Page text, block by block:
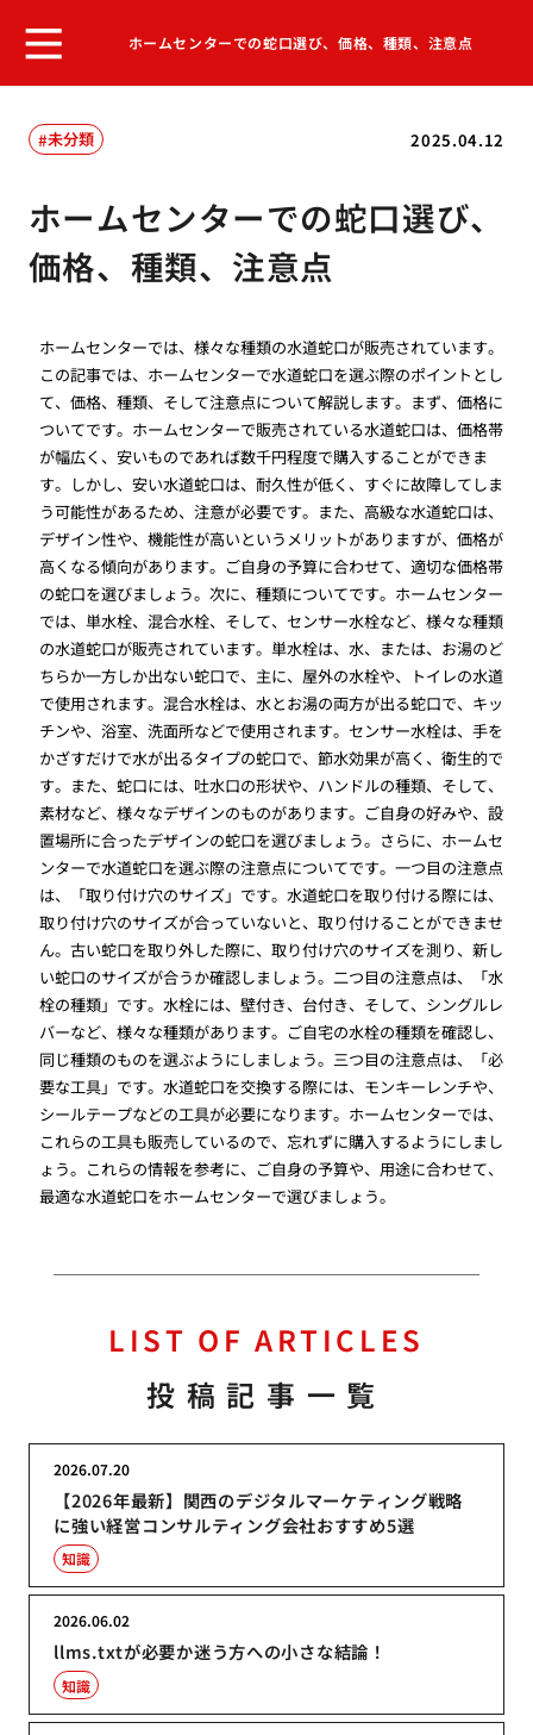
ホームセンターでの蛇口選び、価格、種類、注意点
2025.04.12
未分類
ホームセンターでの蛇口選び、
価格、種類、注意点
ホームセンターでは、様々な種類の水道蛇口が販売されています。
この記事では、ホームセンターで水道蛇口を選ぶ際のポイントとし
て、価格、種類、そして注意点について解説します。まず、価格に
ついてです。ホームセンターで販売されている水道蛇口は、価格帯
が幅広く、安いものであれば数千円程度で購入することができま
す。しかし、安い水道蛇口は、耐久性が低く、すぐに故障してしま
う可能性があるため、注意が必要です。また、高級な水道蛇口は、
デザイン性や、機能性が高いというメリットがありますが、価格が
高くなる傾向があります。ご自身の予算に合わせて、適切な価格帯
の蛇口を選びましょう。次に、種類についてです。ホームセンター
では、単水栓、混合水栓、そして、センサー水栓など、様々な種類
の水道蛇口が販売されています。単水栓は、水、または、お湯のど
ちらか一方しか出ない蛇口で、主に、屋外の水栓や、トイレの水道
で使用されます。混合水栓は、水とお湯の両方が出る蛇口で、キッ
チンや、浴室、洗面所などで使用されます。センサー水栓は、手を
かざすだけで水が出るタイプの蛇口で、節水効果が高く、衛生的で
す。また、蛇口には、吐水口の形状や、ハンドルの種類、そして、
素材など、様々なデザインのものがあります。ご自身の好みや、設
置場所に合ったデザインの蛇口を選びましょう。さらに、ホームセ
ンターで水道蛇口を選ぶ際の注意点についてです。一つ目の注意点
は、「取り付け穴のサイズ」です。水道蛇口を取り付ける際には、
取り付け穴のサイズが合っていないと、取り付けることができませ
ん。古い蛇口を取り外した際に、取り付け穴のサイズを測り、新し
い蛇口のサイズが合うか確認しましょう。二つ目の注意点は、「水
栓の種類」です。水栓には、壁付き、台付き、そして、シングルレ
バーなど、様々な種類があります。ご自宅の水栓の種類を確認し、
同じ種類のものを選ぶようにしましょう。三つ目の注意点は、「必
要な工具」です。水道蛇口を交換する際には、モンキーレンチや、
シールテープなどの工具が必要になります。ホームセンターでは、
これらの工具も販売しているので、忘れずに購入するようにしまし
ょう。これらの情報を参考に、ご自身の予算や、用途に合わせて、
最適な水道蛇口をホームセンターで選びましょう。
LIST OF ARTICLES
投稿記事一覧
【2026年最新】関西のデジタルマーケティング戦略
に強い経営コンサルティング会社おすすめ5選
2026.07.20
知識
llms.txtが必要か迷う方への小さな結論！
2026.06.02
知識